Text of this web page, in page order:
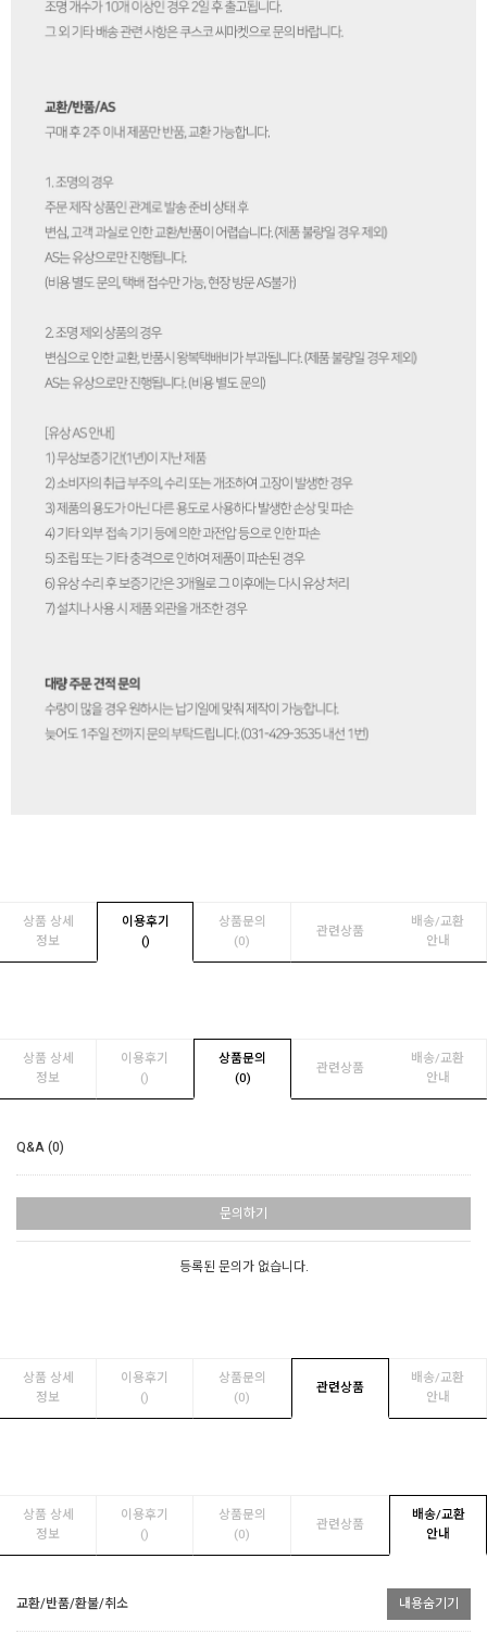
상품 상세
정보
이용후기
()
상품문의
(0)
관련상품
배송/교환
안내
상품 상세
정보
이용후기
()
상품문의
(0)
관련상품
배송/교환
안내
Q&A (0)
문의하기
등록된 문의가 없습니다.
상품 상세
정보
이용후기
()
상품문의
(0)
관련상품
배송/교환
안내
상품 상세
정보
이용후기
()
상품문의
(0)
관련상품
배송/교환
안내
교환/반품/환불/취소 내용숨기기